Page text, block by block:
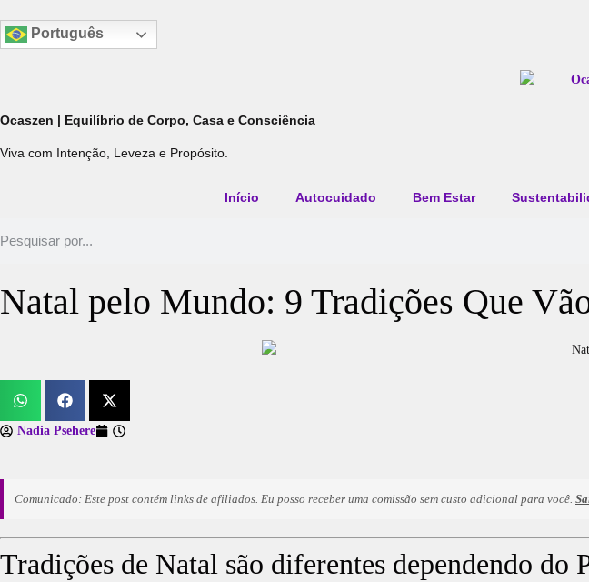
Português
Ocaszen | Equilíbrio de Corpo, Casa e Consciência
Viva com Intenção, Leveza e Propósito.
Início Autocuidado Bem Estar
Natal pelo Mundo: 9 Tradições Que
Nadia Psehere
Comunicado: Este post contém links de afiliados. Eu posso receber uma comissão sem custo adicional para você.
Tradições de Natal são diferentes dependendo do